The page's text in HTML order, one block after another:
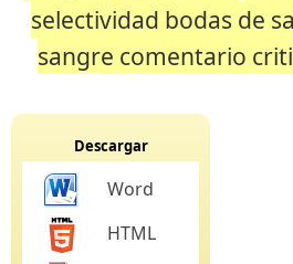
selectividad bodas de
sangre comentario
Descargar
Word
HTML